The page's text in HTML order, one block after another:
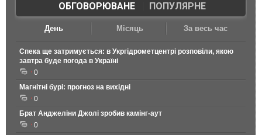
ОБГОВОРЮВАНЕ| ПОПУЛЯРНЕ
День Місяць За весь час
Спека ще затримується: в Укргідрометцентрі розповіли, якою
завтра буде погода в Україні
0
Магнітні бурі: прогноз на вихідні
0
Брат Анджеліни Джолі зробив камінг-аут
0